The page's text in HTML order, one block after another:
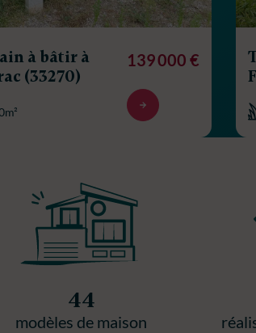
à bâtir à
(33270)
139 000 €
44
modèles de maison